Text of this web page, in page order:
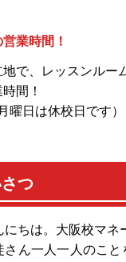
業時間！
で、レッスンルー
間！
日は休校日です）
つ
にちは。大阪校マネ
さん一人一人のこ